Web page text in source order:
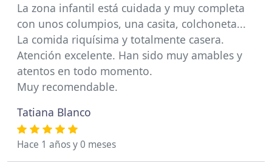
La zona infantil está cuidada y muy completa
con unos columpios, una casita, colchoneta...
La comida riquísima y totalmente casera.
Atención excelente. Han sido muy amables y
atentos en todo momento.
Muy recomendable.
Tatiana Blanco
Hace 1 años y 0 meses